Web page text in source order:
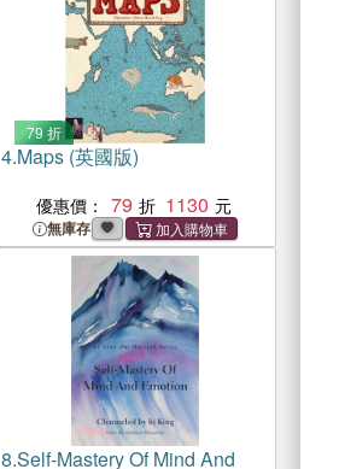
79 折
4.Maps (英國版)
優惠價： 79 1130
無庫存
8.Self-Mastery Of Mind And